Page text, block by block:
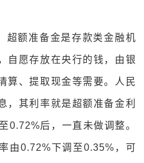
超额准备金是存款类金融机
自愿存放在央行的钱，由银
算、提取现金等需要。人民
，其利率就是超额准备金利
0.72%后，一直未做调整。
由0.72%下调至0.35%，可